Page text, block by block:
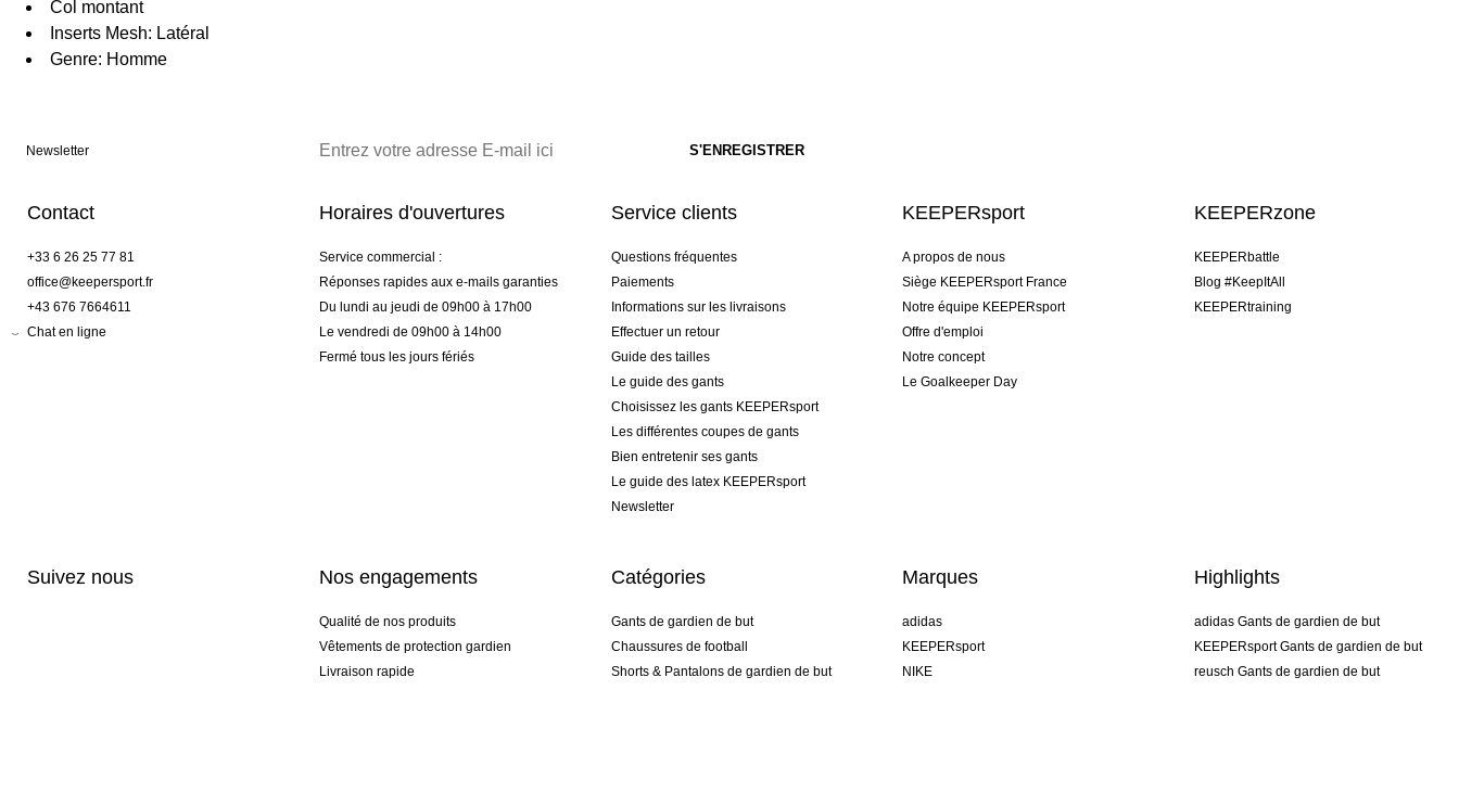
Col montant
Inserts Mesh: Latéral
Genre: Homme
Newsletter
Contact
+33 6 26 25 77 81
office@keepersport.fr
+43 676 7664611
Chat en ligne
Horaires d'ouvertures
Service commercial :
Réponses rapides aux e-mails garanties
Du lundi au jeudi de 09h00 à 17h00
Le vendredi de 09h00 à 14h00
Fermé tous les jours fériés
Service clients
Questions fréquentes
Paiements
Informations sur les livraisons
Effectuer un retour
Guide des tailles
Le guide des gants
Choisissez les gants KEEPERsport
Les différentes coupes de gants
Bien entretenir ses gants
Le guide des latex KEEPERsport
Newsletter
KEEPERsport
A propos de nous
Siège KEEPERsport France
Notre équipe KEEPERsport
Offre d'emploi
Notre concept
Le Goalkeeper Day
KEEPERzone
KEEPERbattle
Blog #KeepItAll
KEEPERtraining
Suivez nous Nos engagements
Qualité de nos produits
Vêtements de protection gardien
Livraison rapide
Catégories
Gants de gardien de but
Chaussures de football
Shorts & Pantalons de gardien de but
Marques
adidas
KEEPERsport
NIKE
Highlights
adidas Gants de gardien de but
KEEPERsport Gants de gardien de but
reusch Gants de gardien de but